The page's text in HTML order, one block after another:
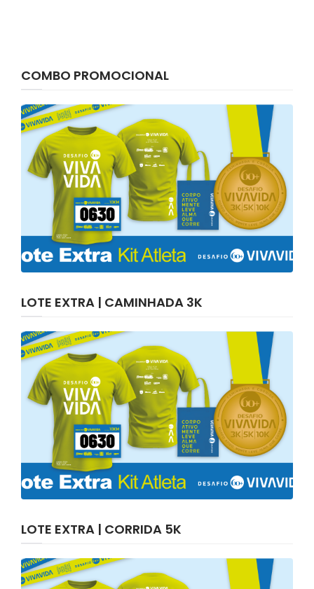
COMBO PROMOCIONAL
LOTE EXTRA | CAMINHADA 3K
LOTE EXTRA | CORRIDA 5K